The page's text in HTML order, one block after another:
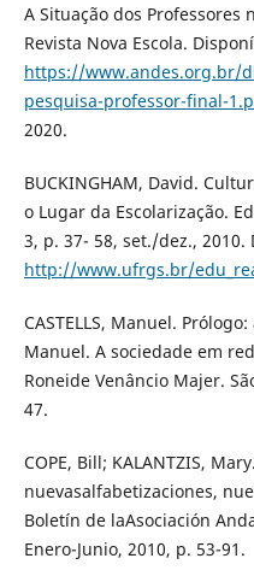
A Situação dos Professores
Revista Nova Escola.
https://www.andes.org.br/
pesquisa-professor-final-
2020.
BUCKINGHAM, David.
o Lugar da Escolarização.
3, p. 37- 58, set./dez., 2010.
http://www.ufrgs.br/
CASTELLS, Manuel.
Manuel. A sociedade em
Roneide Venâncio Majer.
47.
COPE, Bill; KALANTZIS,
nuevasalfabetizaciones,
Boletín de laAsociación
Enero-Junio, 2010, p. 53-91.